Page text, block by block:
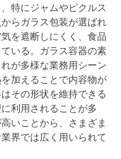
特にジャムやピクルス
らガラス包装が選ばれ
を遮断しにくく、食品
いる。ガラス容器の素
が多様な業務用シーン
加えることで内容物が
その形状を維持できる
利用されることが多
いことから、さまざま
界では広く用いられて